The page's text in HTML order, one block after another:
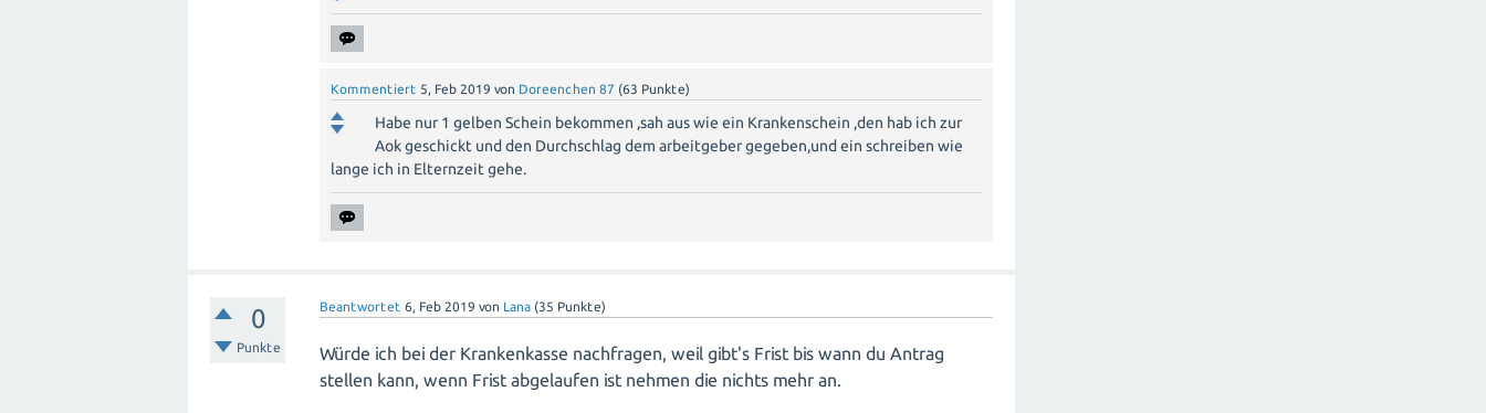
Kommentiert 5, Feb 2019 von Doreenchen 87 (63 Punkte)
Habe nur 1 gelben Schein bekommen ,sah aus wie ein Krankenschein ,den hab ich zur
Aok geschickt und den Durchschlag dem arbeitgeber gegeben,und ein schreiben wie
lange ich in Elternzeit gehe.
0
Punkte
Beantwortet 6, Feb 2019 von Lana (35 Punkte)
Würde ich bei der Krankenkasse nachfragen, weil gibt's Frist bis wann du Antrag
stellen kann, wenn Frist abgelaufen ist nehmen die nichts mehr an.